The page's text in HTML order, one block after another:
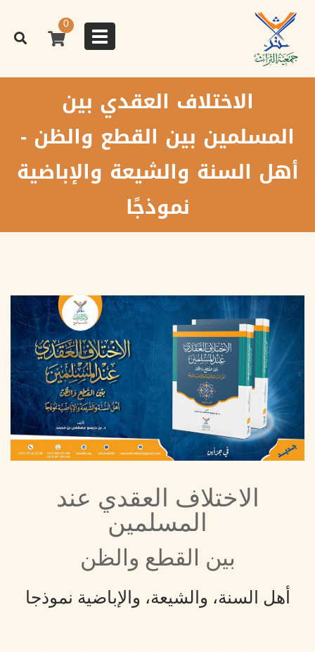
المحتوى
الرئيسي
Toggle
navigation
0
الاختلاف العقدي بين
المسلمين بين القطع والظن -
أهل السنة والشيعة والإباضية
نموذجًا
الاختلاف العقدي عند
المسلمين
بين القطع والظن
أهل السنة، والشيعة، والإباضية نموذجا